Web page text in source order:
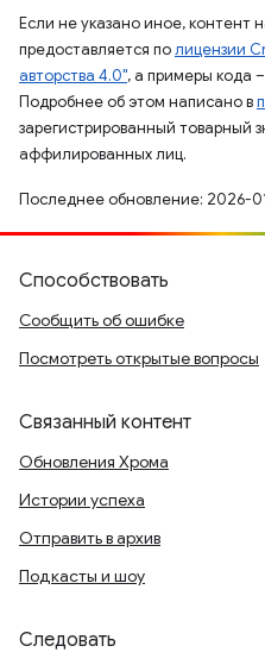
Если не указано иное, контент
предоставляется полицензии
авторства 4.0", а примеры кода
Подробнее об этом написано в
зарегистрированный товарный
аффилированных лиц.
Последнее обновление: 2026-
Способствовать
Сообщить об ошибке
Посмотреть открытые вопросы
Связанный контент
Обновления Хрома
Истории успеха
Отправить в архив
Подкасты и шоу
Следовать